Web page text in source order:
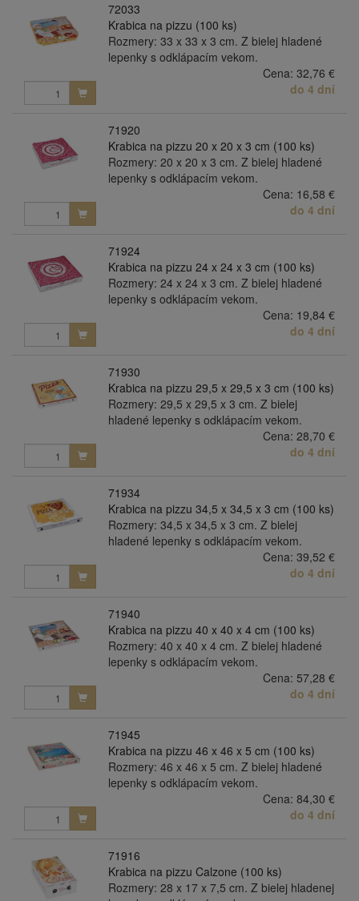
72033
Krabica na pizzu (100 ks)
Rozmery: 33 x 33 x 3 cm. Z bielej hladené
lepenky s odklápacím vekom.
Cena: 32,76 €
do 4 dní
71920
Krabica na pizzu 20 x 20 x 3 cm (100 ks)
Rozmery: 20 x 20 x 3 cm. Z bielej hladené
lepenky s odklápacím vekom.
Cena: 16,58 €
do 4 dní
71924
Krabica na pizzu 24 x 24 x 3 cm (100 ks)
Rozmery: 24 x 24 x 3 cm. Z bielej hladené
lepenky s odklápacím vekom.
Cena: 19,84 €
do 4 dní
71930
Krabica na pizzu 29,5 x 29,5 x 3 cm (100 ks)
Rozmery: 29,5 x 29,5 x 3 cm. Z bielej
hladené lepenky s odklápacím vekom.
Cena: 28,70 €
do 4 dní
71934
Krabica na pizzu 34,5 x 34,5 x 3 cm (100 ks)
Rozmery: 34,5 x 34,5 x 3 cm. Z bielej
hladené lepenky s odklápacím vekom.
Cena: 39,52 €
do 4 dní
71940
Krabica na pizzu 40 x 40 x 4 cm (100 ks)
Rozmery: 40 x 40 x 4 cm. Z bielej hladené
lepenky s odklápacím vekom.
Cena: 57,28 €
do 4 dní
71945
Krabica na pizzu 46 x 46 x 5 cm (100 ks)
Rozmery: 46 x 46 x 5 cm. Z bielej hladené
lepenky s odklápacím vekom.
Cena: 84,30 €
do 4 dní
71916
Krabica na pizzu Calzone (100 ks)
Rozmery: 28 x 17 x 7,5 cm. Z bielej hladenej